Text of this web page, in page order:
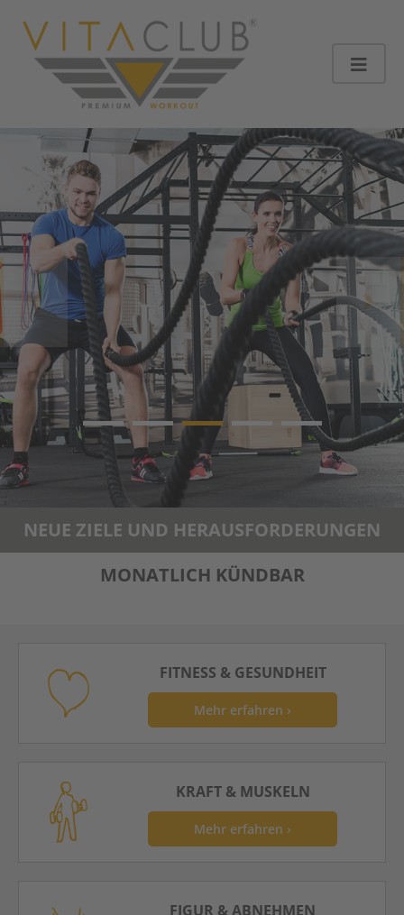
Previous
NEUE ZIELE UND HERAUSFORDERUNGEN
MONATLICH KÜNDBAR
Next
FITNESS & GESUNDHEIT
Mehr erfahren ›
KRAFT & MUSKELN
Mehr erfahren ›
FIGUR & ABNEHMEN